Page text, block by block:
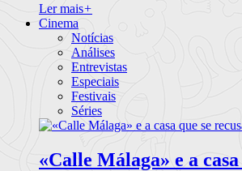
Ler mais+
Cinema
Notícias
Análises
Entrevistas
Especiais
Festivais
Séries
«Calle Málaga» e a